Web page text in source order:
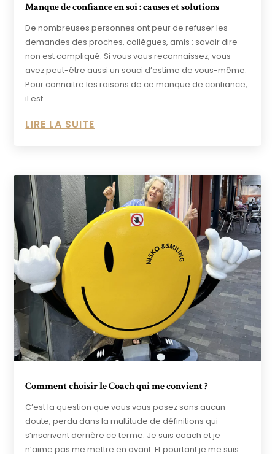
Manque de confiance en soi : causes et solutions
De nombreuses personnes ont peur de refuser les
demandes des proches, collègues, amis : savoir dire
non est compliqué. Si vous vous reconnaissez, vous
avez peut-être aussi un souci d’estime de vous-même.
Pour connaitre les raisons de ce manque de confiance,
il est...
LIRE LA SUITE
Comment choisir le Coach qui me convient ?
C’est la question que vous vous posez sans aucun
doute, perdu dans la multitude de définitions qui
s’inscrivent derrière ce terme. Je suis coach et je
n’aime pas me mettre en avant. Et pourtant je me suis